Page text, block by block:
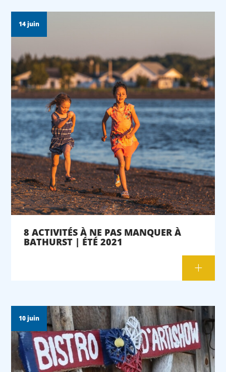
14 juin
8 ACTIVITÉS À NE PAS MANQUER À
BATHURST | ÉTÉ 2021
10 juin